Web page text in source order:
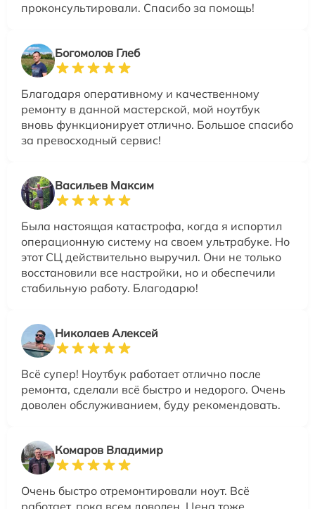
проконсультировали. Спасибо за помощь!
Богомолов Глеб
Благодаря оперативному и качественному
ремонту в данной мастерской, мой ноутбук
вновь функционирует отлично. Большое спасибо
за превосходный сервис!
Васильев Максим
Была настоящая катастрофа, когда я испортил
операционную систему на своем ультрабуке. Но
этот СЦ действительно выручил. Они не только
восстановили все настройки, но и обеспечили
стабильную работу. Благодарю!
Николаев Алексей
Всё супер! Ноутбук работает отлично после
ремонта, сделали всё быстро и недорого. Очень
доволен обслуживанием, буду рекомендовать.
Комаров Владимир
Очень быстро отремонтировали ноут. Всё
работает, пока всем доволен. Цена тоже